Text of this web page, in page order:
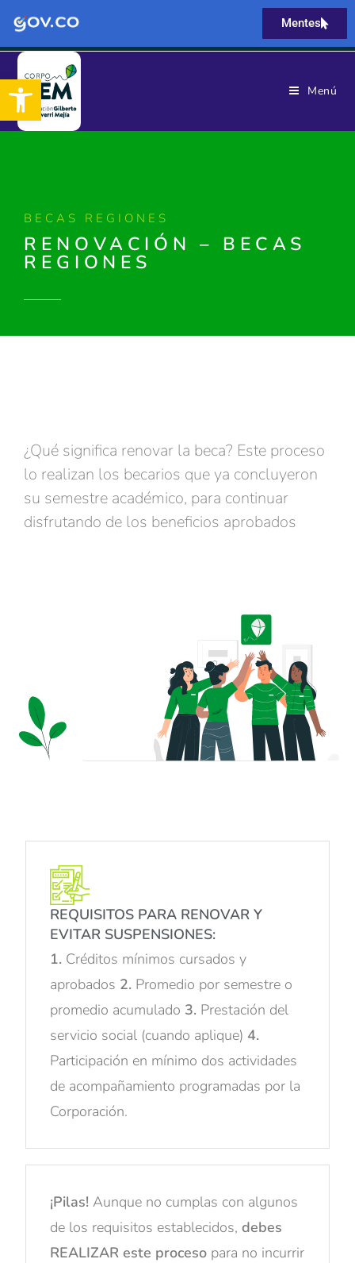
Abrir barra de herramientas
Mentes
Menú
BECAS REGIONES
RENOVACIÓN – BECAS
REGIONES
¿Qué significa renovar la beca? Este proceso
lo realizan los becarios que ya concluyeron
su semestre académico, para continuar
disfrutando de los beneficios aprobados
REQUISITOS PARA RENOVAR Y
EVITAR SUSPENSIONES:
1. Créditos mínimos cursados y
aprobados 2. Promedio por semestre o
promedio acumulado 3. Prestación del
servicio social (cuando aplique)4.
Participación en mínimo dos actividades
de acompañamiento programadas por la
Corporación.
¡Pilas!Aunque no cumplas con algunos
de los requisitos establecidos,debes
REALIZAR este proceso para no incurrir